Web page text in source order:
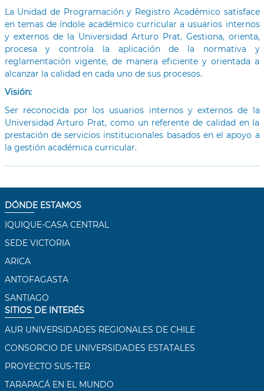
La Unidad de Programación y Registro Académico satisface
en temas de índole académico curricular a usuarios internos
y externos de la Universidad Arturo Prat. Gestiona, orienta,
procesa y controla la aplicación de la normativa y
reglamentación vigente, de manera eficiente y orientada a
alcanzar la calidad en cada uno de sus procesos.
Visión:
Ser reconocida por los usuarios internos y externos de la
Universidad Arturo Prat, como un referente de calidad en la
prestación de servicios institucionales basados en el apoyo a
la gestión académica curricular.
DÓNDE ESTAMOS
IQUIQUE-CASA CENTRAL
SEDE VICTORIA
ARICA
ANTOFAGASTA
SANTIAGO
SITIOS DE INTERÉS
AUR UNIVERSIDADES REGIONALES DE CHILE
CONSORCIO DE UNIVERSIDADES ESTATALES
PROYECTO SUS-TER
TARAPACÁ EN EL MUNDO